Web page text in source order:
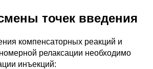
точек введения
компенсаторных реакций и
релаксации необходимо
инъекций: